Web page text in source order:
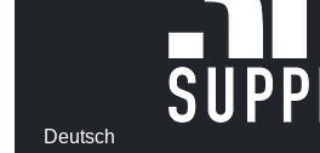
Deutsch